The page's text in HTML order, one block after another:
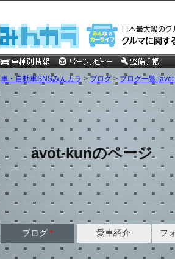
車・自動車SNSみんカラ >ブログ > ブログ一覧
avot-kunのページ
ブログ* 愛車紹介 フ